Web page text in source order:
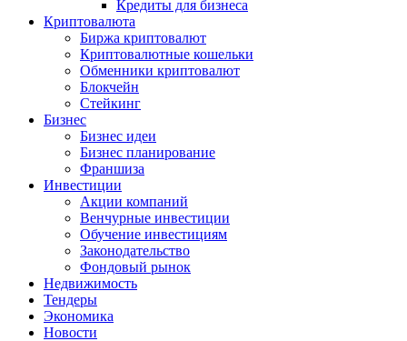
Кредиты для бизнеса
Криптовалюта
Биржа криптовалют
Криптовалютные кошельки
Обменники криптовалют
Блокчейн
Стейкинг
Бизнес
Бизнес идеи
Бизнес планирование
Франшиза
Инвестиции
Акции компаний
Венчурные инвестиции
Обучение инвестициям
Законодательство
Фондовый рынок
Недвижимость
Тендеры
Экономика
Новости